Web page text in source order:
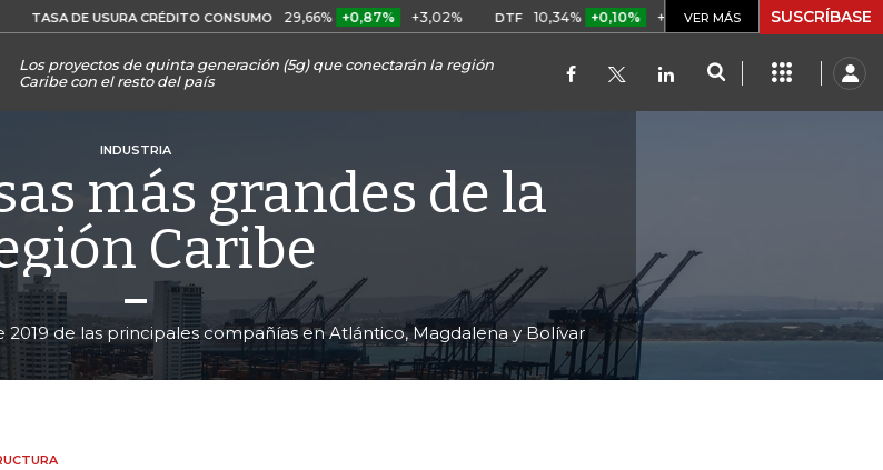
DE USURA CRÉDITO CONSUMO 29,66% +0,87% +3,02% DTF 10,34% +0,10% +0,98% UVR $ 417,01 +$ 0,05
VER MÁS SUSCRÍBASE
Los proyectos de quinta generación (5g) que conectarán la región
Caribe con el resto del país
INDUSTRIA
más grandes de la
Caribe
2019 de las principales compañías en Atlántico, Magdalena y Bolívar